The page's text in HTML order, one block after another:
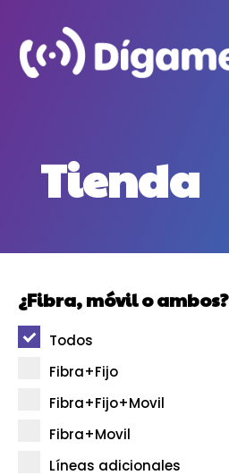
Tienda
¿Fibra, móvil o ambos?
Todos
Fibra+Fijo
Fibra+Fijo+Movil
Fibra+Movil
Líneas adicionales